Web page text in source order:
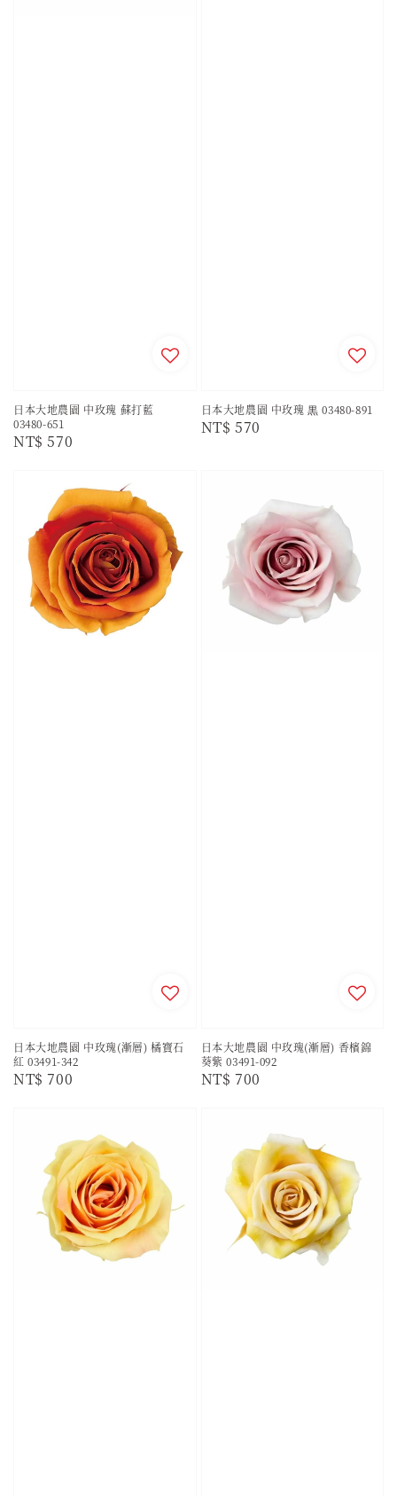
日本大地農園 中玫瑰 蘇打藍
03480-651
Regular
NT$ 570
日本大地農園 中玫瑰 黒 03480-891
Regular
NT$ 570
日本大地農園 中玫瑰(漸層) 橘寶石
紅 03491-342
Regular
NT$ 700
日本大地農園 中玫瑰(漸層) 香檳錦
葵紫 03491-092
Regular
NT$ 700